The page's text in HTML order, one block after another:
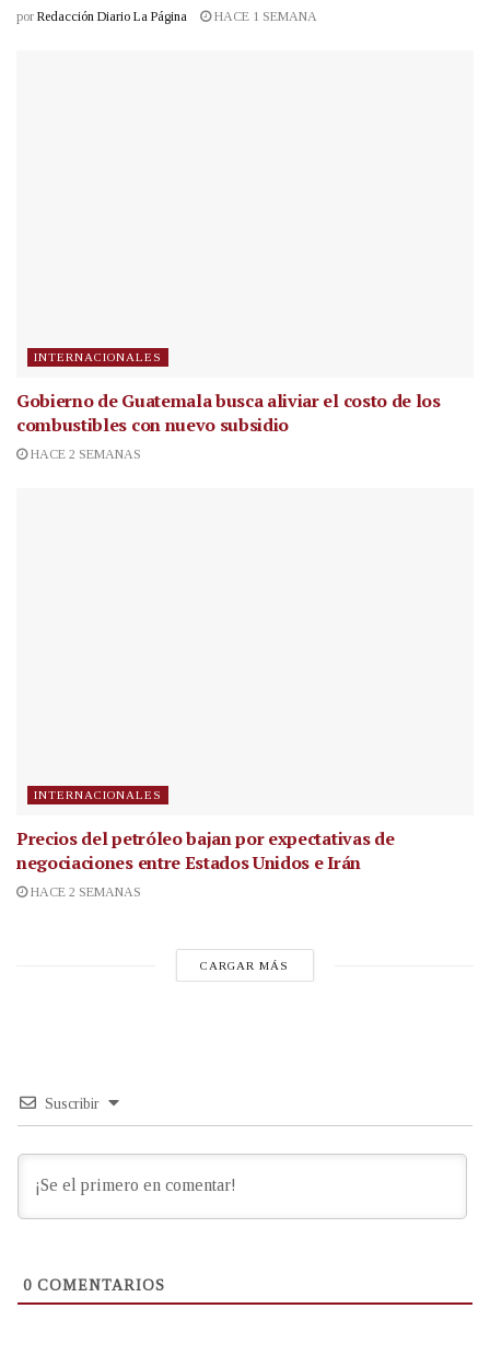
por Redacción Diario La Página HACE 1 SEMANA
INTERNACIONALES
Gobierno de Guatemala busca aliviar el costo de los
combustibles con nuevo subsidio
HACE 2 SEMANAS
INTERNACIONALES
Precios del petróleo bajan por expectativas de
negociaciones entre Estados Unidos e Irán
HACE 2 SEMANAS
CARGAR MÁS
Suscribir
0 COMENTARIOS